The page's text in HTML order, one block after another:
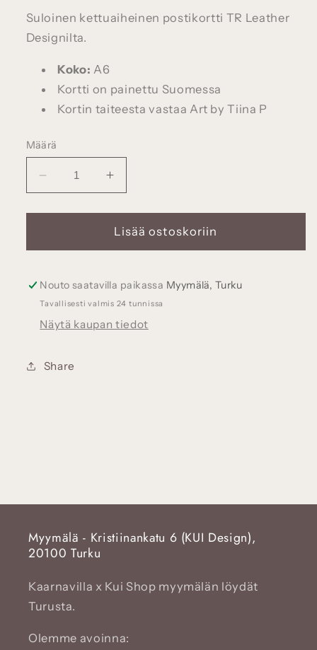
Suloinen kettuaiheinen postikortti TR Leather
Designilta.
Koko: A6
Kortti on painettu Suomessa
Kortin taiteesta vastaa Art by Tiina P
Määrä
Vähennä
tuotteen
Kettukaverukset-
A6
Lisää
tuotteen
Kettukaverukset-
postikortti,
A6
Lisää ostoskoriin
Nouto saatavilla paikassa Myymälä, Turku
Tavallisesti valmis 24 tunnissa
Näytä kaupan tiedot
Share
Myymälä - Kristiinankatu 6 (KUI Design),
20100 Turku
Kaarnavilla x Kui Shop myymälän löydät
Turusta.
Olemme avoinna: